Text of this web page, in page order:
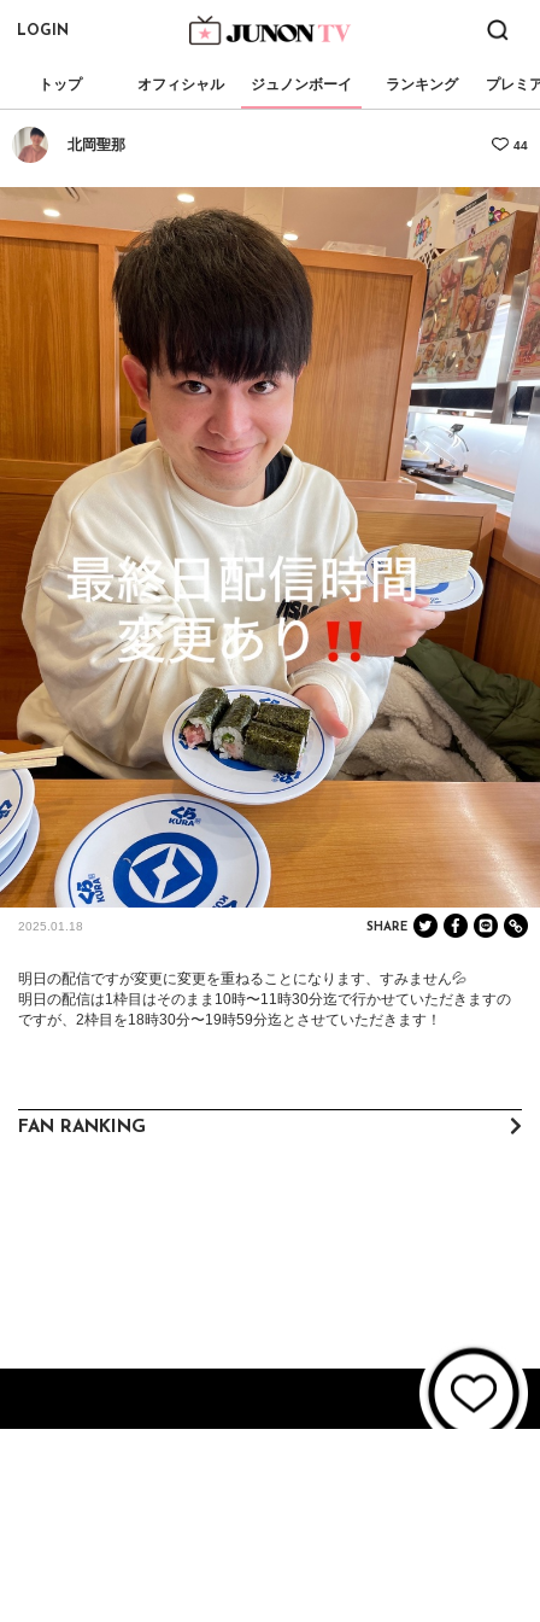
LOGIN
トップ オフィシャル ジュノンボーイ ランキング プレミ
北岡聖那 44
2025.01.18 SHARE
明日の配信ですが変更に変更を重ねることになります、すみません💦
明日の配信は1枠目はそのまま10時〜11時30分迄で行かせていただきますの
ですが、2枠目を18時30分〜19時59分迄とさせていただきます！
FAN RANKING
About JUNON TV お問い合わせ FAQ 利用規約
個人情報保護方針